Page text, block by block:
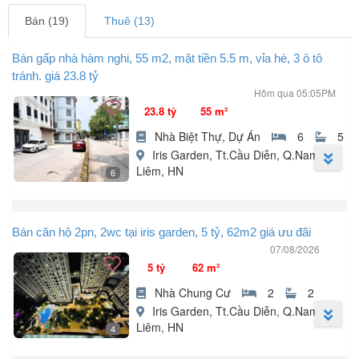
Bán (19) Thuê (13)
Bán gấp nhà hàm nghi, 55 m2, mặt tiền 5.5 m, vỉa hè, 3 ô tô
tránh. giá 23.8 tỷ
Hôm qua 05:05PM
6
23.8 tỷ 55 m²
Nhà Biệt Thự, Dự Án 6
5
Iris Garden, Tt.Cầu Diễn, Q.Nam Từ
Liêm, HN
kinh doanh, văn phòng đỉnh.
Thông tin căn nhà:
* Vị trí: LK Iris Garden Hàm Nghi, Ngõ 61 Nguyễn Văn Giáp, Nam
Từ Liêm, HN.
* Diện tích: 55m².
* Xây dựng: 4 tầng (xây thô, hoàn thiện mặt ngoài).
Bán căn hộ 2pn, 2wc tại iris garden, 5 tỷ, 62m2 giá ưu đãi
07/08/2026
4
5 tỷ 62 m²
Nhà Chung Cư 2
2
Iris Garden, Tt.Cầu Diễn, Q.Nam Từ
Liêm, HN